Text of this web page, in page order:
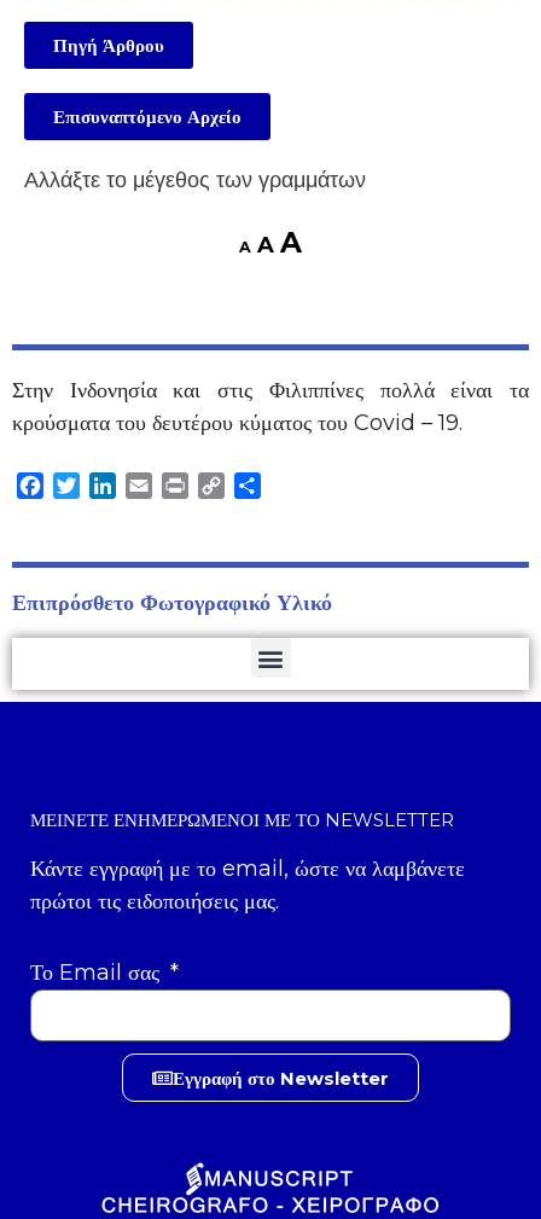
Πηγή Άρθρου
Επισυναπτόμενο Αρχείο
Αλλάξτε το μέγεθος των γραμμάτων
A A A
Στην Ινδονησία και στις Φιλιππίνες πολλά είναι τα
κρούσματα του δευτέρου κύματος του Covid – 19.
Facebook
TwitterLinkedIn
EmailPrint Copy
Επιπρόσθετο Φωτογραφικό Υλικό
ΜΕΊΝΕΤΕ ΕΝΗΜΕΡΩΜΈΝΟΙ ΜΕ ΤΟ NEWSLETTER
Κάντε εγγραφή με το email, ώστε να λαμβάνετε
πρώτοι τις ειδοποιήσεις μας.
Το Email σας
Εγγραφή στο Newsletter